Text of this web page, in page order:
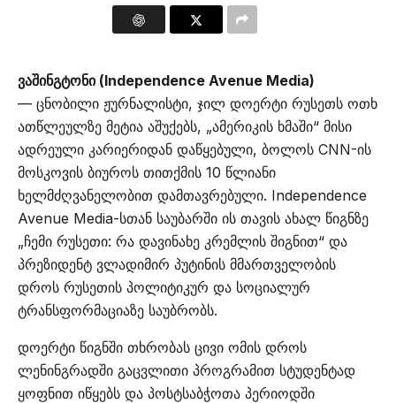
ვაშინგტონი (Independence Avenue Media)
— ცნობილი ჟურნალისტი, ჯილ დოერტი რუსეთს ოთხ
ათწლეულზე მეტია აშუქებს, „ამერიკის ხმაში“ მისი
ადრეული კარიერიდან დაწყებული, ბოლოს CNN-ის
მოსკოვის ბიუროს თითქმის 10 წლიანი
ხელმძღვანელობით დამთავრებული. Independence
Avenue Media-სთან საუბარში ის თავის ახალ წიგნზე
„ჩემი რუსეთი: რა დავინახე კრემლის შიგნით“ და
პრეზიდენტ ვლადიმირ პუტინის მმართველობის
დროს რუსეთის პოლიტიკურ და სოციალურ
ტრანსფორმაციაზე საუბრობს.
დოერტი წიგნში თხრობას ცივი ომის დროს
ლენინგრადში გაცვლითი პროგრამით სტუდენტად
ყოფნით იწყებს და პოსტსაბჭოთა პერიოდში